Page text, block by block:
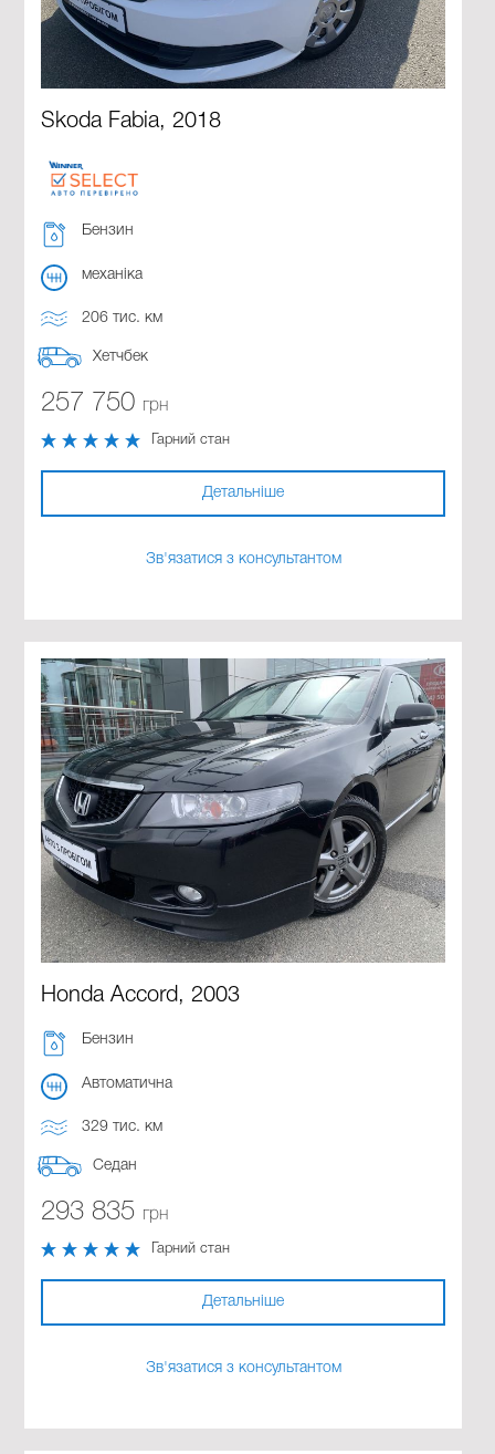
Skoda Fabia, 2018
Бензин
механіка
206 тис. км
Хетчбек
257 750 грн
Гарний стан
Детальніше
Зв'язатися з консультантом
Honda Accord, 2003
Бензин
Автоматична
329 тис. км
Седан
293 835 грн
Гарний стан
Детальніше
Зв'язатися з консультантом